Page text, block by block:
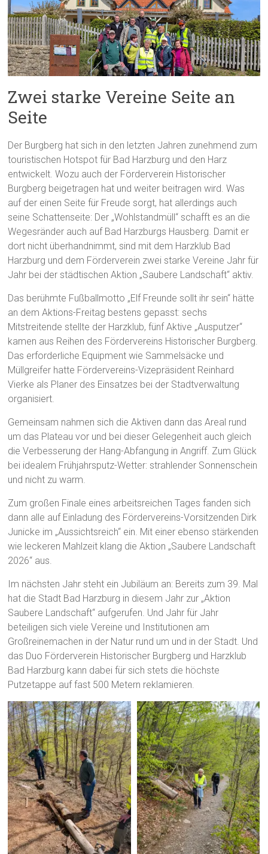
Zwei starke Vereine Seite an
Seite
Der Burgberg hat sich in den letzten Jahren zunehmend zum
touristischen Hotspot für Bad Harzburg und den Harz
entwickelt. Wozu auch der Förderverein Historischer
Burgberg beigetragen hat und weiter beitragen wird. Was
auf der einen Seite für Freude sorgt, hat allerdings auch
seine Schattenseite: Der „Wohlstandmüll“ schafft es an die
Wegesränder auch auf Bad Harzburgs Hausberg. Damit er
dort nicht überhandnimmt, sind mit dem Harzklub Bad
Harzburg und dem Förderverein zwei starke Vereine Jahr für
Jahr bei der städtischen Aktion „Saubere Landschaft“ aktiv.
Das berühmte Fußballmotto „Elf Freunde sollt ihr sein“ hätte
an dem Aktions-Freitag bestens gepasst: sechs
Mitstreitende stellte der Harzklub, fünf Aktive „Ausputzer“
kamen aus Reihen des Fördervereins Historischer Burgberg.
Das erforderliche Equipment wie Sammelsäcke und
Müllgreifer hatte Fördervereins-Vizepräsident Reinhard
Vierke als Planer des Einsatzes bei der Stadtverwaltung
organisiert.
Gemeinsam nahmen sich die Aktiven dann das Areal rund
um das Plateau vor und bei dieser Gelegenheit auch gleich
die Verbesserung der Hang-Abfangung in Angriff. Zum Glück
bei idealem Frühjahrsputz-Wetter: strahlender Sonnenschein
und nicht zu warm.
Zum großen Finale eines arbeitsreichen Tages fanden sich
dann alle auf Einladung des Fördervereins-Vorsitzenden Dirk
Junicke im „Aussichtsreich“ ein. Mit einer ebenso stärkenden
wie leckeren Mahlzeit klang die Aktion „Saubere Landschaft
2026“ aus.
Im nächsten Jahr steht ein Jubiläum an: Bereits zum 39. Mal
hat die Stadt Bad Harzburg in diesem Jahr zur „Aktion
Saubere Landschaft“ aufgerufen. Und Jahr für Jahr
beteiligen sich viele Vereine und Institutionen am
Großreinemachen in der Natur rund um und in der Stadt. Und
das Duo Förderverein Historischer Burgberg und Harzklub
Bad Harzburg kann dabei für sich stets die höchste
Putzetappe auf fast 500 Metern reklamieren.